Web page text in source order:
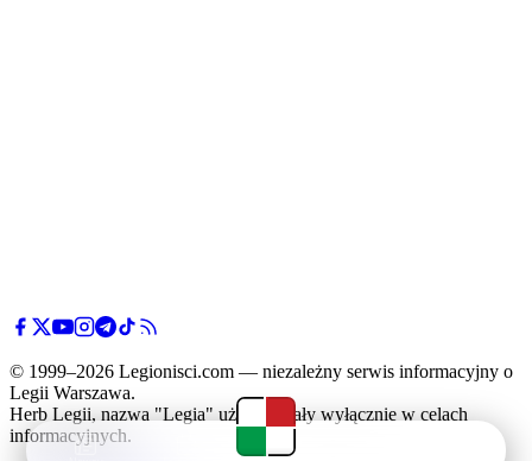
© 1999–2026 Legionisci.com — niezależny serwis informacyjny o
Legii Warszawa.
Herb Legii, nazwa "Legia" użyte zostały wyłącznie w celach
informacyjnych.